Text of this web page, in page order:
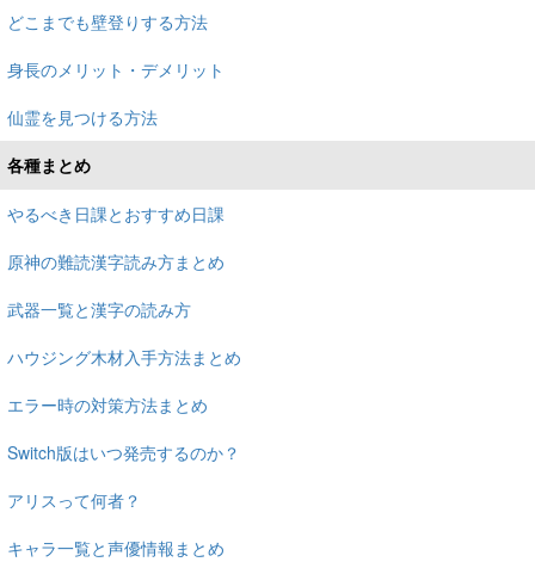
どこまでも壁登りする方法
身長のメリット・デメリット
仙霊を見つける方法
各種まとめ
やるべき日課とおすすめ日課
原神の難読漢字読み方まとめ
武器一覧と漢字の読み方
ハウジング木材入手方法まとめ
エラー時の対策方法まとめ
Switch版はいつ発売するのか？
アリスって何者？
キャラ一覧と声優情報まとめ